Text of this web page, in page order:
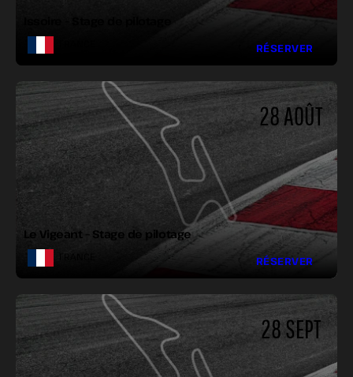
RÉSERVER
28 AOÛT
Le Vigeant – Stage de pilotage
FRANCE RÉSERVER
LONGUEUR :
LARGEUR :
VIRAGES :
28 SEPT
LONGUEUR :